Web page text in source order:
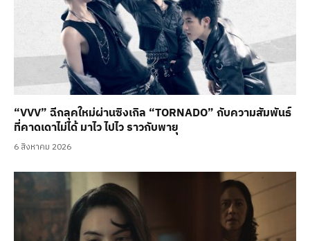
“VVV” ฉีกลุคใหม่ผ่านซิงเกิล “TORNADO” กับความสัมพันธ์
ที่คาดเดาไม่ได้ มาไว ไปไว ราวกับพายุ
6 สิงหาคม 2026